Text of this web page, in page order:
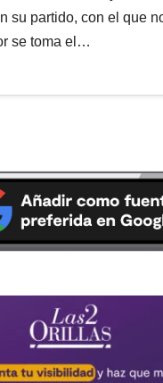
su partido, con el que
se toma el…